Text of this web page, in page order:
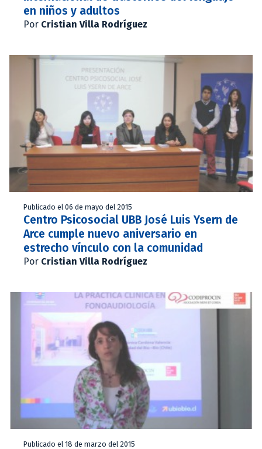
en niños y adultos
Por Cristian Villa Rodríguez
Publicado el 06 de mayo del 2015
Centro Psicosocial UBB José Luis Ysern de
Arce cumple nuevo aniversario en
estrecho vínculo con la comunidad
Por Cristian Villa Rodríguez
Publicado el 18 de marzo del 2015